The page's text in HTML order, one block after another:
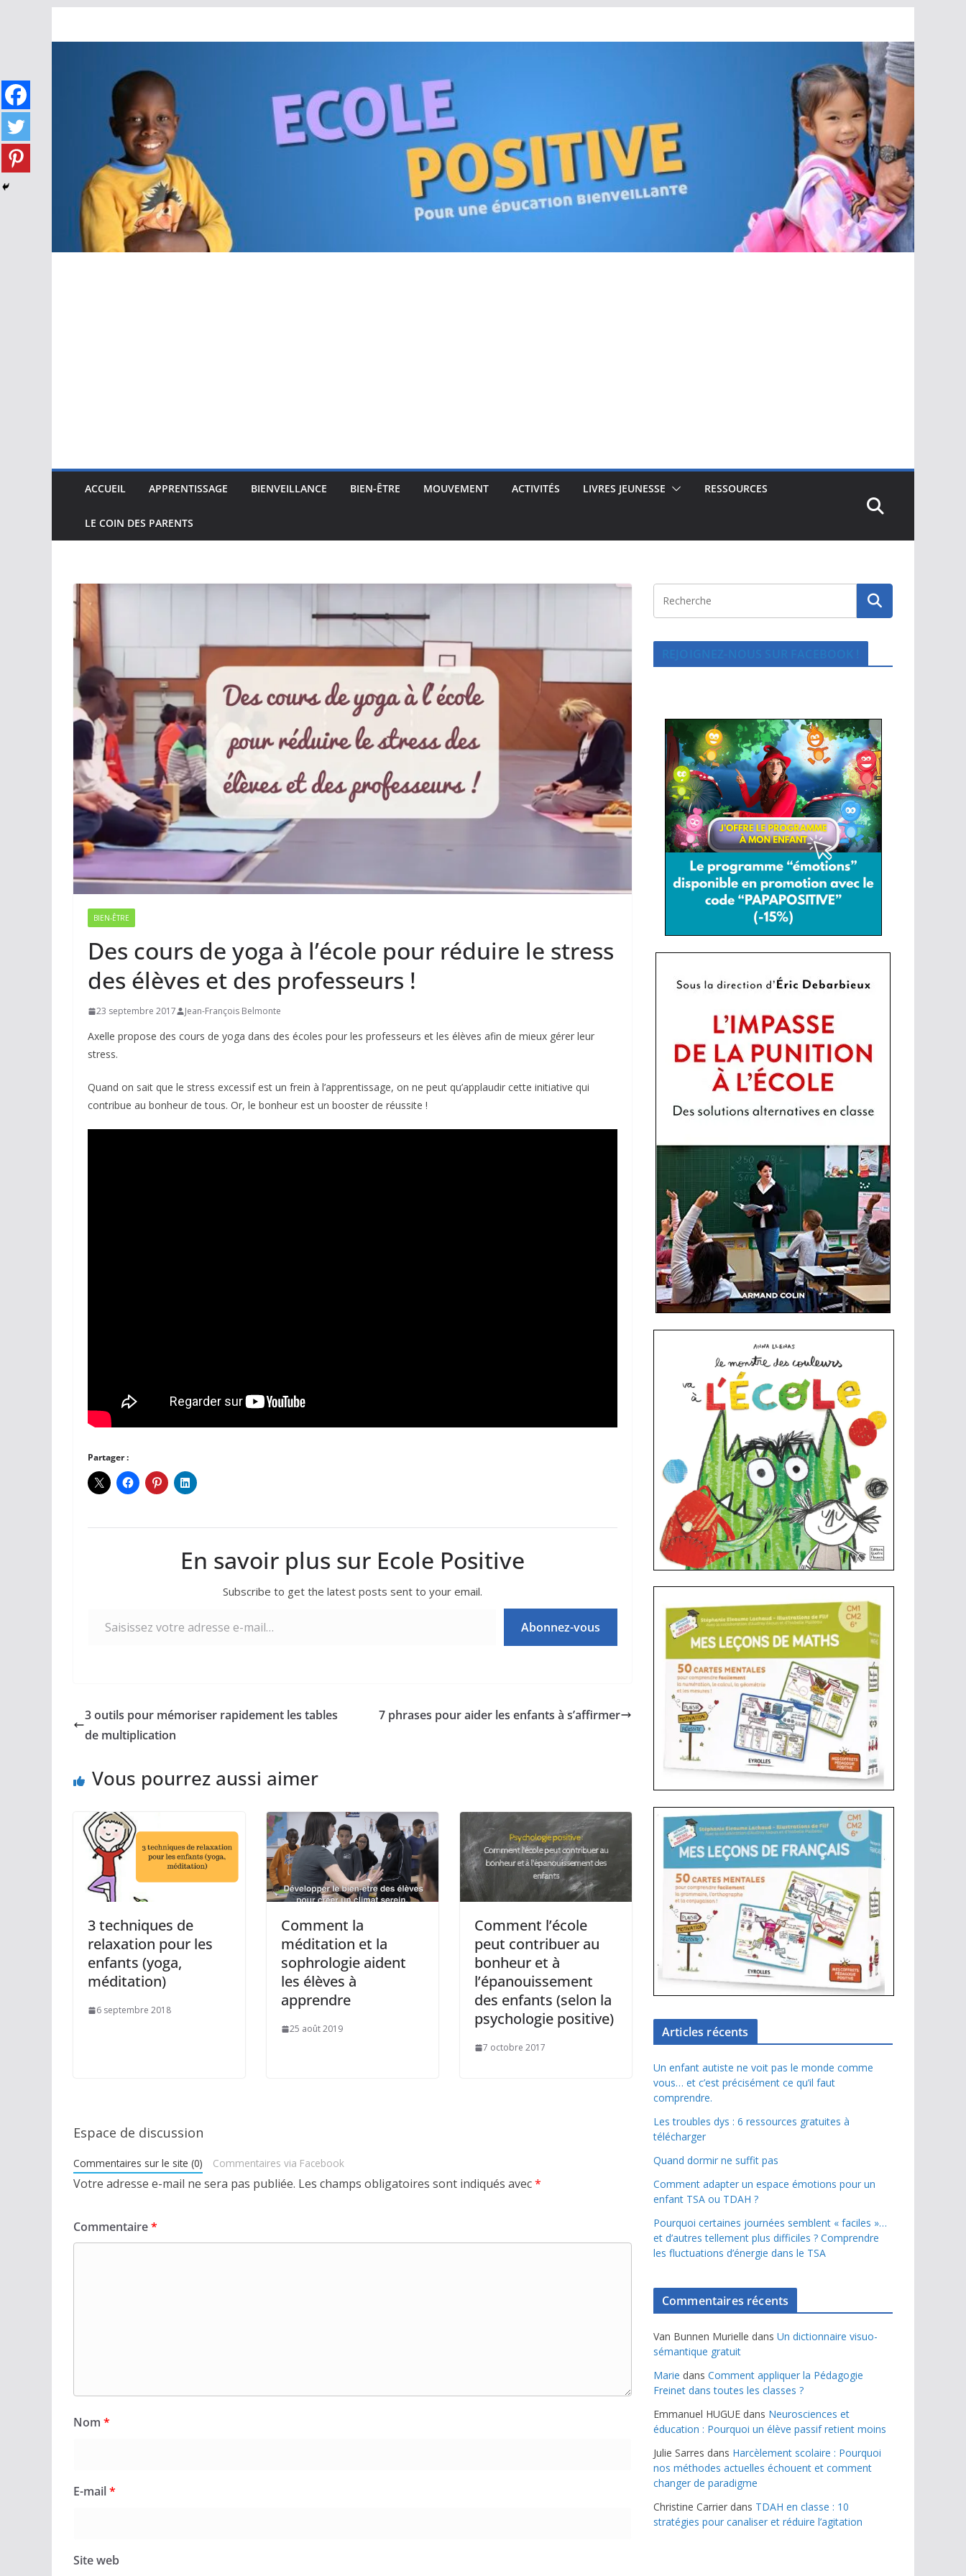
ACCUEIL APPRENTISSAGE BIENVEILLANCE BIEN-ÊTRE MOUVEMENT ACTIVITÉS LIVRES JEUNESSE RESSOURCES
LE COIN DES PARENTS
BIEN-ÊTRE
Des cours de yoga à l’école pour réduire le stress
des élèves et des professeurs !
23 septembre 2017 Jean-François Belmonte
Axelle propose des cours de yoga dans des écoles pour les professeurs et les élèves afin de mieux gérer leur
stress.
Quand on sait que le stress excessif est un frein à l’apprentissage, on ne peut qu’applaudir cette initiative qui
contribue au bonheur de tous. Or, le bonheur est un booster de réussite !
Partager :
En savoir plus sur Ecole Positive
Subscribe to get the latest posts sent to your email.
Abonnez-vous
3 outils pour mémoriser rapidement les tables
de multiplication
7 phrases pour aider les enfants à s’affirmer
Vous pourrez aussi aimer
3 techniques de
relaxation pour les
enfants (yoga,
méditation)
6 septembre 2018
Comment la
méditation et la
sophrologie aident
les élèves à
apprendre
25 août 2019
Comment l’école
peut contribuer au
bonheur et à
l’épanouissement
des enfants (selon la
psychologie positive)
7 octobre 2017
Espace de discussion
Commentaires sur le site (0) Commentaires via Facebook
Votre adresse e-mail ne sera pas publiée. Les champs obligatoires sont indiqués avec*
Commentaire*
Nom *
E-mail*
Site web
REJOIGNEZ-NOUS SUR FACEBOOK !
Articles récents
Un enfant autiste ne voit pas le monde comme
vous… et c’est précisément ce qu’il faut
comprendre.
Les troubles dys : 6 ressources gratuites à
télécharger
Quand dormir ne suffit pas
Comment adapter un espace émotions pour un
enfant TSA ou TDAH ?
Pourquoi certaines journées semblent « faciles »…
et d’autres tellement plus difficiles ? Comprendre
les fluctuations d’énergie dans le TSA
Commentaires récents
Van Bunnen Murielle dans Un dictionnaire visuo-
sémantique gratuit
Marie dans Comment appliquer la Pédagogie
Freinet dans toutes les classes ?
Emmanuel HUGUE dans Neurosciences et
éducation : Pourquoi un élève passif retient moins
Julie Sarres dans Harcèlement scolaire : Pourquoi
nos méthodes actuelles échouent et comment
changer de paradigme
Christine Carrier dans TDAH en classe : 10
stratégies pour canaliser et réduire l’agitation